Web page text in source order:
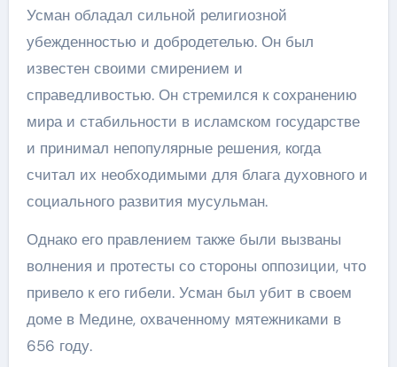
Усман обладал сильной религиозной
убежденностью и добродетелью. Он был
известен своими смирением и
справедливостью. Он стремился к сохранению
мира и стабильности в исламском государстве
и принимал непопулярные решения, когда
считал их необходимыми для блага духовного и
социального развития мусульман.
Однако его правлением также были вызваны
волнения и протесты со стороны оппозиции, что
привело к его гибели. Усман был убит в своем
доме в Медине, охваченному мятежниками в
656 году.